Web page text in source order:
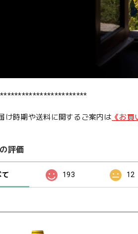
け時期や送料に関するご案内は 《お買
評価
て 193 12